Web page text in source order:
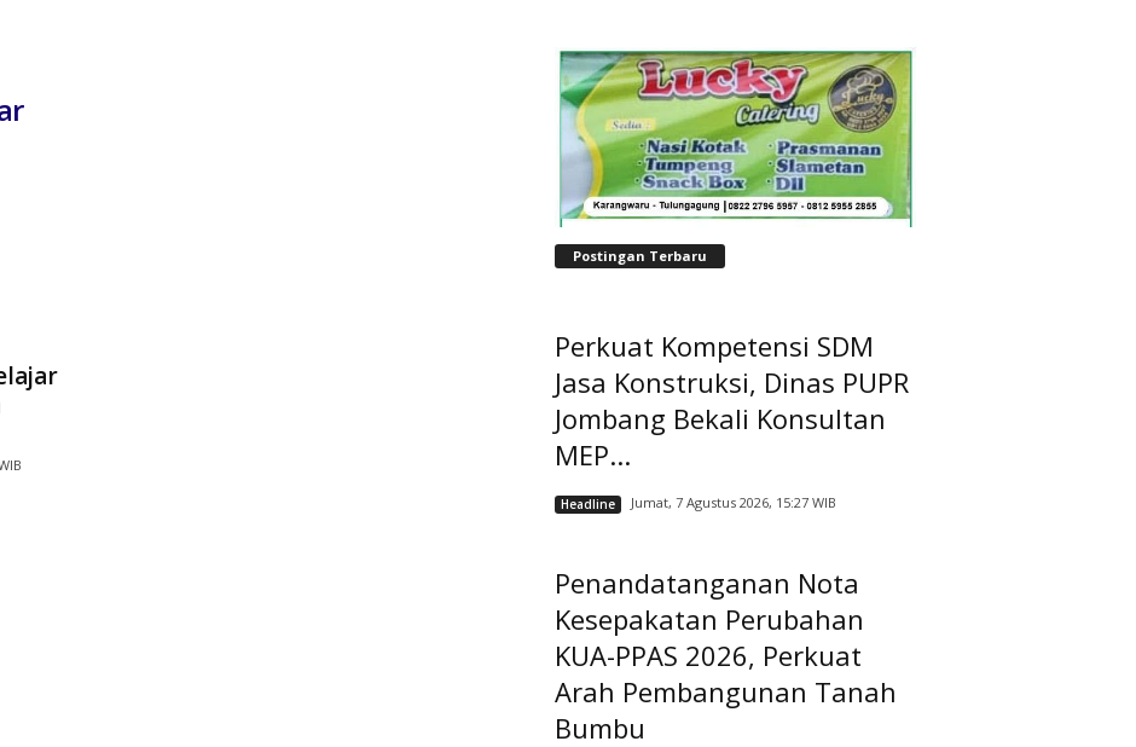
Postingan Terbaru
Perkuat Kompetensi SDM
Jasa Konstruksi, Dinas PUPR
Jombang Bekali Konsultan
MEP...
Headline Jumat, 7 Agustus 2026, 15:27 WIB
Penandatanganan Nota
Kesepakatan Perubahan
KUA-PPAS 2026, Perkuat
Arah Pembangunan Tanah
Bumbu